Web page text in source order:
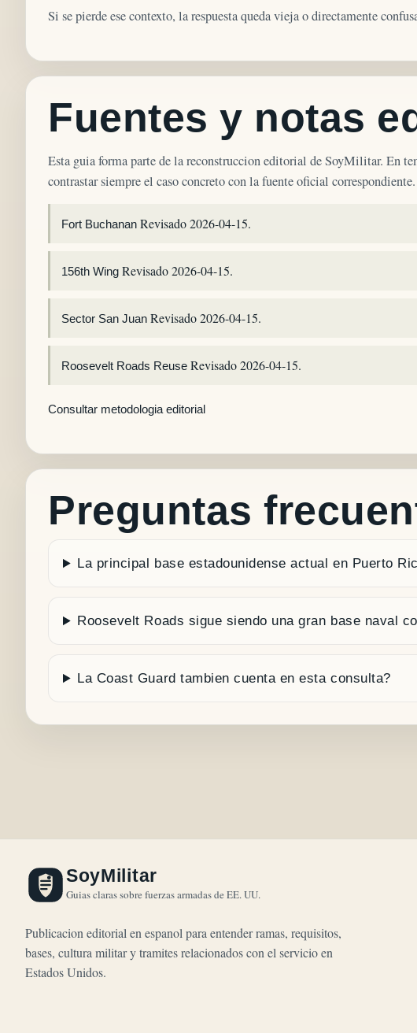
Si se pierde ese contexto, la respuesta queda vieja o directamente
Fuentes y notas
Esta guia forma parte de la reconstruccion editorial de SoyMilitar. En
contrastar siempre el caso concreto con la fuente oficial correspondiente.
Fort Buchanan Revisado 2026-04-15.
156th Wing Revisado 2026-04-15.
Sector San Juan Revisado 2026-04-15.
Roosevelt Roads Reuse Revisado 2026-04-15.
Consultar metodologia editorial
Preguntas
La principal base estadounidense actual en Puerto
Roosevelt Roads sigue siendo una gran base naval
La Coast Guard tambien cuenta en esta consulta?
SoyMilitar
Guias claras sobre fuerzas armadas de EE. UU.
Publicacion editorial en espanol para entender ramas, requisitos,
bases, cultura militar y tramites relacionados con el servicio en
Estados Unidos.